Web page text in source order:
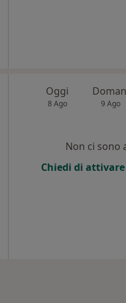
Oggi
8 Ago 9 Ago
Non ci sono
Chiedi di